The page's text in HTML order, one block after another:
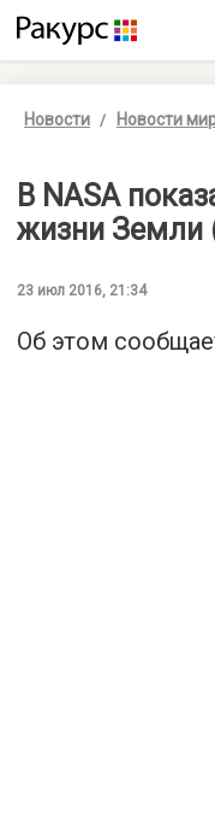
Новости Новости
В NASA
жизни
23 июл 2016, 21:34
Об этом